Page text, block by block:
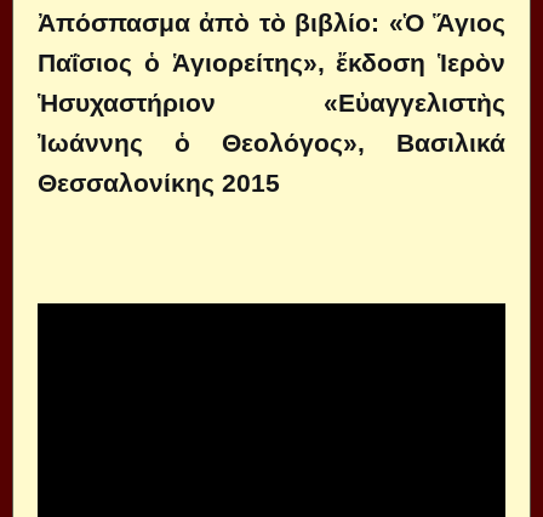
Ἀπόσπασμα ἀπὸ τὸ βιβλίο: «Ὁ Ἅγιος
Παΐσιος ὁ Ἁγιορείτης», ἔκδοση Ἱερὸν
Ἡσυχαστήριον «Εὐαγγελιστὴς
Ἰωάννης ὁ Θεολόγος», Βασιλικά
Θεσσαλονίκης 2015